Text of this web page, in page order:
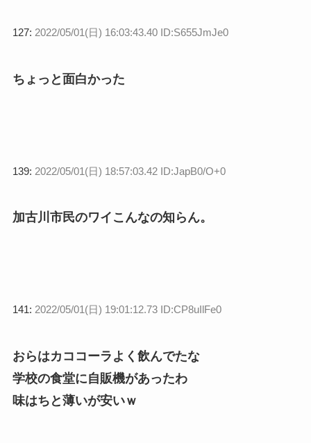
127: 2022/05/01(日) 16:03:43.40 ID:S655JmJe0
ちょっと面白かった
139: 2022/05/01(日) 18:57:03.42 ID:JapB0/O+0
加古川市民のワイこんなの知らん。
141: 2022/05/01(日) 19:01:12.73 ID:CP8uIlFe0
おらはカココーラよく飲んでたな
学校の食堂に自販機があったわ
味はちと薄いが安いｗ